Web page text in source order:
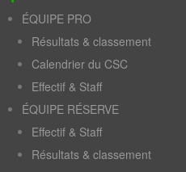
ÉQUIPE PRO
Résultats & classement
Calendrier du CSC
Effectif & Staff
ÉQUIPE RÉSERVE
Effectif & Staff
Résultats & classement